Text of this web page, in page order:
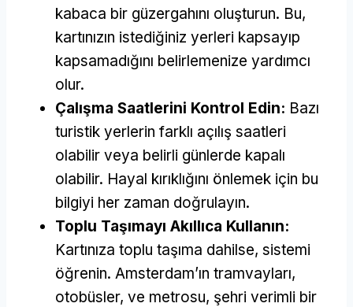
kabaca bir güzergahını oluşturun. Bu,
kartınızın istediğiniz yerleri kapsayıp
kapsamadığını belirlemenize yardımcı
olur.
Çalışma Saatlerini Kontrol Edin: Bazı
turistik yerlerin farklı açılış saatleri
olabilir veya belirli günlerde kapalı
olabilir. Hayal kırıklığını önlemek için bu
bilgiyi her zaman doğrulayın.
Toplu Taşımayı Akıllıca Kullanın:
Kartınıza toplu taşıma dahilse, sistemi
öğrenin. Amsterdam’ın tramvayları,
otobüsler, ve metrosu, şehri verimli bir